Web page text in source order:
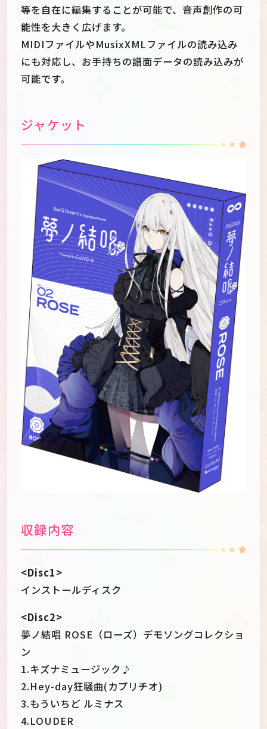
等を自在に編集することが可能で、音声創作の可
能性を大きく広げます。
MIDIファイルやMusixXMLファイルの読み込み
にも対応し、お手持ちの譜面データの読み込みが
可能です。
ジャケット
収録内容
<Disc1>
インストールディスク
<Disc2>
夢ノ結唱 ROSE（ローズ）デモソングコレクショ
ン
1.キズナミュージック♪
2.Hey-day狂騒曲(カプリチオ)
3.もういちど ルミナス
4.LOUDER